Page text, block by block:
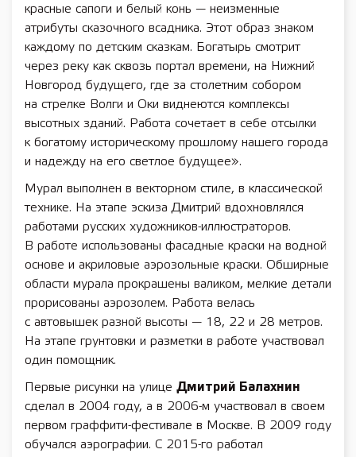
красные сапоги и белый конь — неизменные
атрибуты сказочного всадника. Этот образ знаком
каждому по детским сказкам. Богатырь смотрит
через реку как сквозь портал времени, на Нижний
Новгород будущего, где за столетним собором
на стрелке Волги и Оки виднеются комплексы
высотных зданий. Работа сочетает в себе отсылки
к богатому историческому прошлому нашего города
и надежду на его светлое будущее».
Мурал выполнен в векторном стиле, в классической
технике. На этапе эскиза Дмитрий вдохновлялся
работами русских художников-иллюстраторов.
В работе использованы фасадные краски на водной
основе и акриловые аэрозольные краски. Обширные
области мурала прокрашены валиком, мелкие детали
прорисованы аэрозолем. Работа велась
с автовышек разной высоты — 18, 22 и 28 метров.
На этапе грунтовки и разметки в работе участвовал
один помощник.
Первые рисунки на улице Дмитрий Балахнин
сделал в 2004 году, а в 2006-м участвовал в своем
первом граффити-фестивале в Москве. В 2009 году
обучался аэрографии. С 2015-го работал